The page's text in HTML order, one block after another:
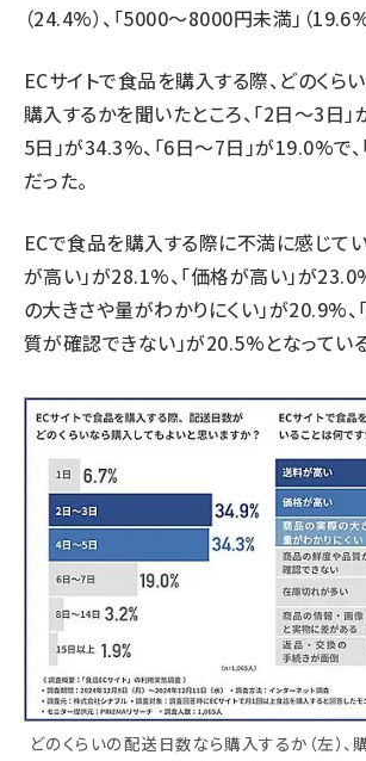
（24.4%）、「5000～8000円未満」（
ECサイトで食品を購入する際、どのくら
購入するかを聞いたところ、「2日～3日」
5日」が34.3%、「6日～7日」が19.0%で
だった。
ECで食品を購入する際に不満に感じてい
が高い」が28.1%、「価格が高い」が
の大きさや量がわかりにくい」が20.9%
質が確認できない」が20.5%となっている
どのくらいの配送日数なら購入するか（左）、